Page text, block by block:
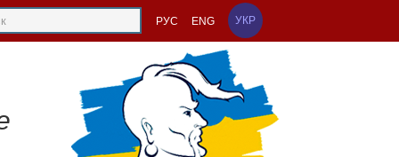
РУС ENG УКР